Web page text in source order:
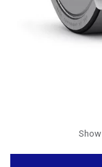
Show